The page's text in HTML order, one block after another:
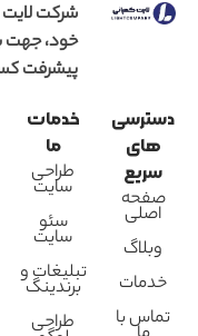
شرکت لایت
خود، جهت
پیشرفت
دسترسی
های
سریع
صفحه
اصلی
وبلاگ
خدمات
تماس با
خدمات
ما
طراحی
سایت
سئو
سایت
تبلیغات و
برندینگ
طراحی